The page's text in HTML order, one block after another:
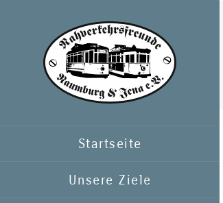
springen
Startseite
Unsere Ziele